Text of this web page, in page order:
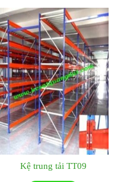
Kệ trung tải TT09